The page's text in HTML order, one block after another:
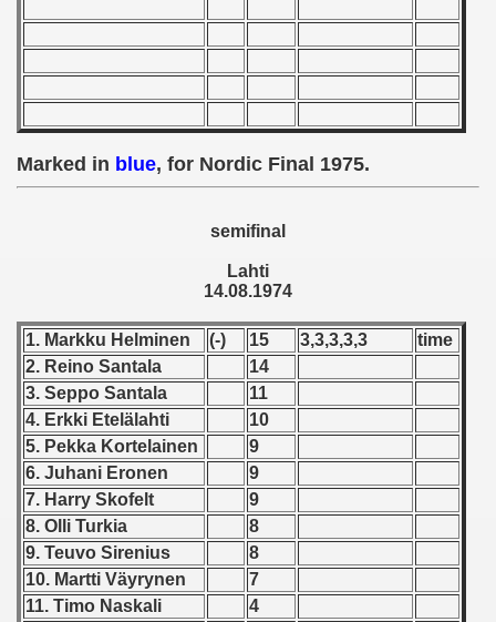
Marked in blue, for Nordic Final 1975.
semifinal
Lahti
14.08.1974
1. Markku Helminen (-) 15 3,3,3,3,3
time
2. Reino Santala
14
3. Seppo Santala
11
4. Erkki Etelälahti
10
5. Pekka Kortelainen
9
6. Juhani Eronen
9
7. Harry Skofelt
9
8. Olli Turkia
8
9. Teuvo Sirenius
8
10. Martti Väyrynen
7
11. Timo Naskali
4
- 1953
- 1954
- 1955
- 1958
- 1959
- 1960
- 1961
- 1962
- 1963
- 1964